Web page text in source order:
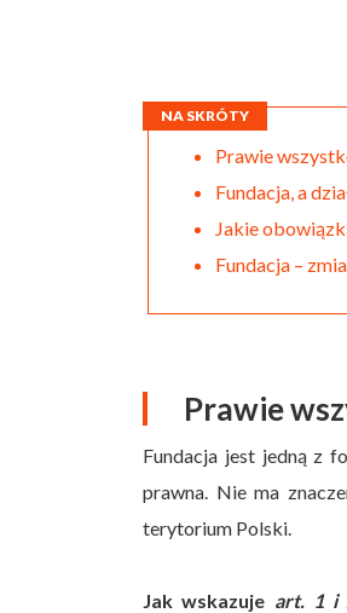
NA SKRÓTY
Prawie
Fundacja, a
Jakie
Fundacja –
Prawie
Fundacja jest jedną z
prawna. Nie ma
terytorium Polski.
Jak wskazuje art. 1 i